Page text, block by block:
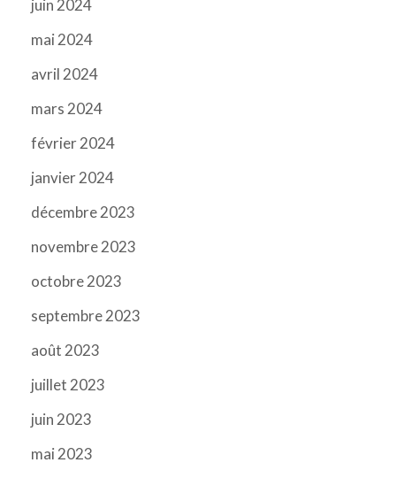
juin 2024
mai 2024
avril 2024
mars 2024
février 2024
janvier 2024
décembre 2023
novembre 2023
octobre 2023
septembre 2023
août 2023
juillet 2023
juin 2023
mai 2023